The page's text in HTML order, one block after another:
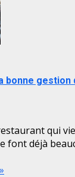
bonne
qui
font déjà
»